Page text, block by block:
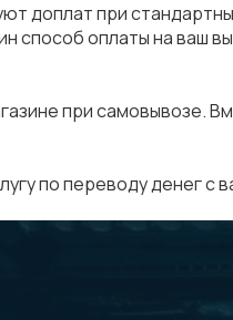
доплат при
способ оплаты на ваш
при самовывозе.
по переводу денег с